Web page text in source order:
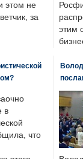
этом не
за
этим
в
что